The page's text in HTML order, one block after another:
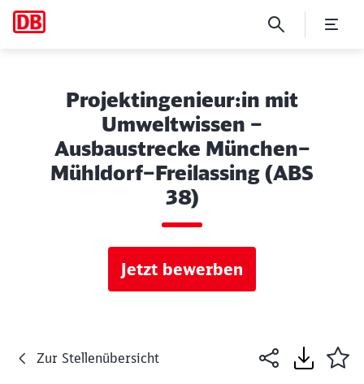
Projektingenieur:in mit
Umweltwissen –
Ausbaustrecke München–
Mühldorf–Freilassing (ABS
38)
Jetzt bewerben
Zur Stellenübersicht